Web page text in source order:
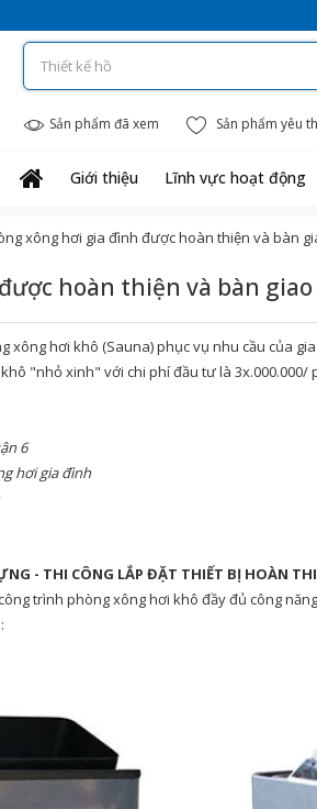
Sản phẩm đã xem Sản phẩm yêu
Giới thiệu Lĩnh vực hoạt động
xông hơi gia đình được hoàn thiện và bàn
hoàn thiện và bàn
hơi khô (Sauna) phục vụ nhu cầu của
"nhỏ xinh" với chi phí đầu tư là 3x.000.000/
6
hơi gia đình
- THI CÔNG LẮP ĐẶT THIẾT BỊ HOÀN
trình phòng xông hơi khô đầy đủ công